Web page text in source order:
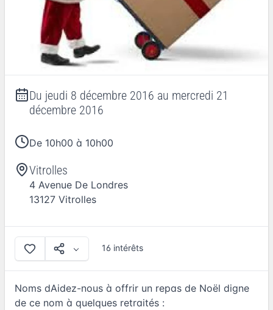
Du jeudi 8 décembre 2016 au mercredi 21
décembre 2016
De 10h00 à 10h00
Vitrolles
4 Avenue De Londres
13127 Vitrolles
16 intérêts
Noms dAidez-nous à offrir un repas de Noël digne
de ce nom à quelques retraités :